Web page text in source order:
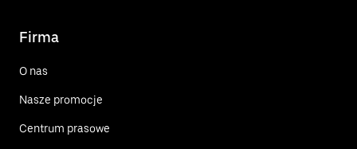
Firma
O nas
Nasze promocje
Centrum prasowe